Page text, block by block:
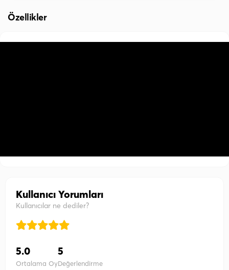
Özellikler
Kullanıcı Yorumları
Kullanıcılar ne dediler?
5.0
Ortalama Oy
5
Değerlendirme